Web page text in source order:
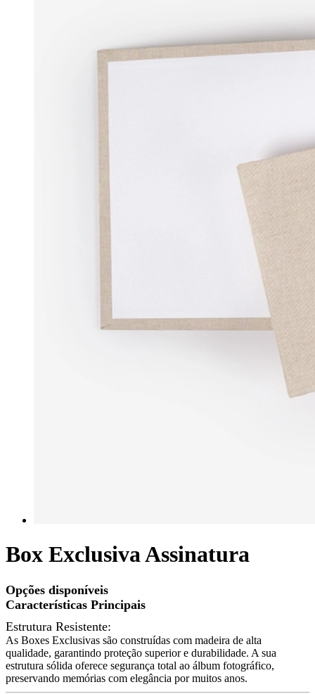
Box Exclusiva Assinatura
Opções disponíveis
Características Principais
Estrutura Resistente:
As Boxes Exclusivas são construídas com madeira de alta
qualidade, garantindo proteção superior e durabilidade. A sua
estrutura sólida oferece segurança total ao álbum fotográfico,
preservando memórias com elegância por muitos anos.